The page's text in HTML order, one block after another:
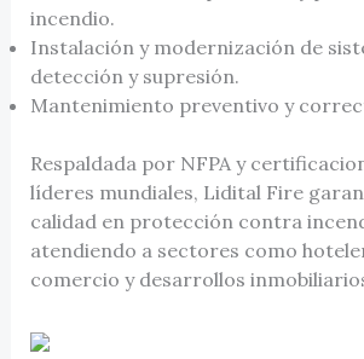
incendio.
Instalación y modernización de
detección y supresión.
Mantenimiento preventivo y
Respaldada por NFPA y
líderes mundiales, Lidital Fire
calidad en protección contra
atendiendo a sectores como
comercio y desarrollos